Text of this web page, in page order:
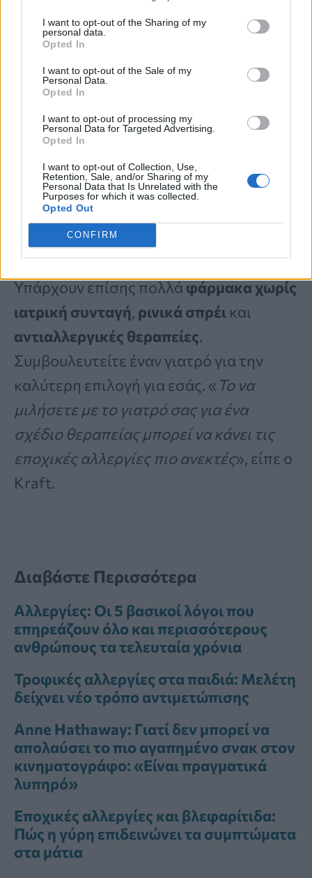
I want to opt-out of the Sharing of my
personal data.
Opted In
I want to opt-out of the Sale of my
Personal Data.
Opted In
I want to opt-out of processing my
Personal Data for Targeted Advertising.
Opted In
I want to opt-out of Collection, Use,
Retention, Sale, and/or Sharing of my
Personal Data that Is Unrelated with the
Purposes for which it was collected.
Opted Out
CONFIRM
Takashima.
Επιπλέον, λάβετε υπόψη ότι ο
χρόνος
αιχμής της γύρης
το πρωίκαιαργά το απόγευμα
σημείωσε ο ειδικός. Αυτό μπορεί να
σημαίνει ότι καλό είναι να μείνετε μέσα
κατά τη διάρκεια αυτών των περιόδων,
εάν έχετε μια ιδιαίτερα κακή ημέρα
αλλεργίας.
Υπάρχουν επίσης πολλάφάρμακα χωρίς
ιατρική συνταγή, ρινικά σπρέι και
αντιαλλεργικές θεραπείες.
Συμβουλευτείτε έναν γιατρό για την
καλύτερη επιλογή για εσάς. « Το να
μιλήσετε με το γιατρό σας για ένα
σχέδιο θεραπείας μπορεί να κάνει τις
εποχικές αλλεργίες πιο ανεκτές», είπε ο
Kraft.
Διαβάστε Περισσότερα
Αλλεργίες: Οι 5 βασικοί λόγοι που
επηρεάζουν όλο και περισσότερους
ανθρώπους τα τελευταία χρόνια
Τροφικές αλλεργίες στα παιδιά: Μελέτη
δείχνει νέο τρόπο αντιμετώπισης
Anne Hathaway: Γιατί δεν μπορεί να
απολαύσει το πιο αγαπημένο σνακ στον
κινηματογράφο: «Είναι πραγματικά
λυπηρό»
Εποχικές αλλεργίες και βλεφαρίτιδα:
Πώς η γύρη επιδεινώνει τα συμπτώματα
στα μάτια